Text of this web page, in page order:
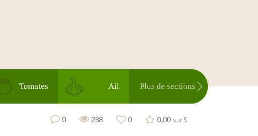
Tomates Ail Plus de sections
0 238 0 0,00 sur 5